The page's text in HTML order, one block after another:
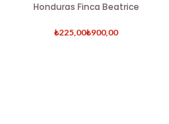
Honduras Finca Beatrice
₺ ₺